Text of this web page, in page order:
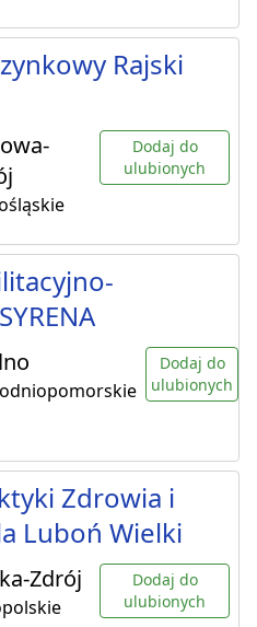
Rajski
Dodaj do
ulubionych
Dodaj do
ulubionych
Zdrowia i
Luboń Wielki
Zdrój
Dodaj do
ulubionych